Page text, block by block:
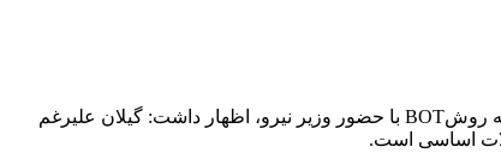
به گزارش آفتاب شمال : دکتر مصطفی سالاری در مراسم بهره برداری از طرح جامع آبرسانی به 12 روستای شمالی شهرستان آستانه اشرفیه به روشBOT با حضور وزیر نیرو، اظهار داشت: گیلان علیرغم
اساسی است.